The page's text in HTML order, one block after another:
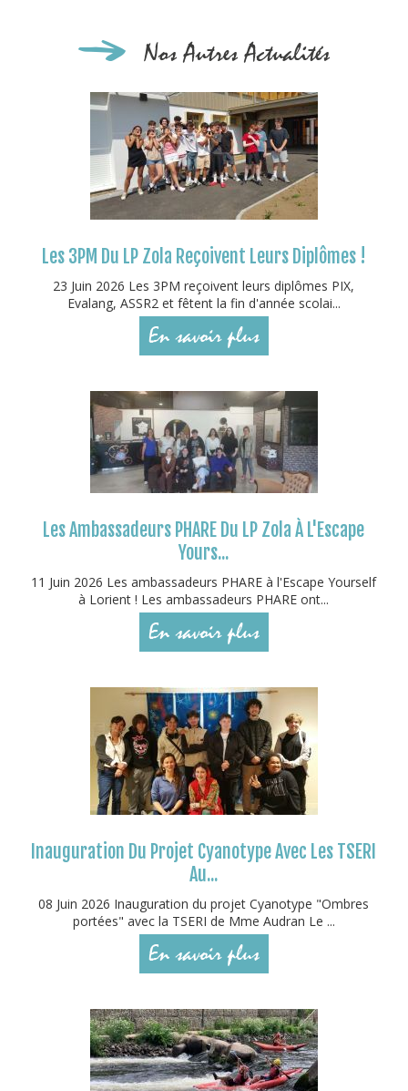
Nos Autres Actualités
Les 3PM Du LP Zola Reçoivent Leurs Diplômes !
23 Juin 2026 Les 3PM reçoivent leurs diplômes PIX,
Evalang, ASSR2 et fêtent la fin d'année scolai...
En savoir plus
Les Ambassadeurs PHARE Du LP Zola À L'Escape
Yours...
11 Juin 2026 Les ambassadeurs PHARE à l'Escape Yourself
à Lorient ! Les ambassadeurs PHARE ont...
En savoir plus
Inauguration Du Projet Cyanotype Avec Les TSERI
Au...
08 Juin 2026 Inauguration du projet Cyanotype "Ombres
portées" avec la TSERI de Mme Audran Le ...
En savoir plus